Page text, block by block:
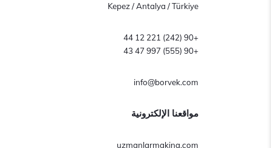
Kepez / Antalya / Türkiye
+90 (242) 221 12 44
+90 (555) 997 47 43
info@borvek.com
مواقعنا الإلكترونية
uzmanlarmakina.com